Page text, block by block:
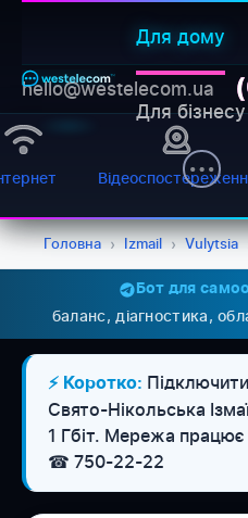
Для дому
Для бізнесу
hello@westelecom.ua
Головна › Izmail › Vulytsia
Бот для
баланс, діагностика,
⚡ Коротко:
Свято-Нікольська
1 Гбіт. Мережа працює
☎ 750-22-22
WESTELECOM
Онлайн-підтримка